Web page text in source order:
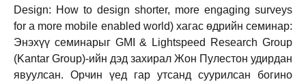
Design: How to design shorter, more engaging surveys
for a more mobile enabled world) хагас өдрийн семинар:
Энэхүү семинарыг GMI & Lightspeed Research Group
(Kantar Group)-ийн дэд захирал Жон Пулестон удирдан
явуулсан. Орчин үед гар утсанд суурилсан богино